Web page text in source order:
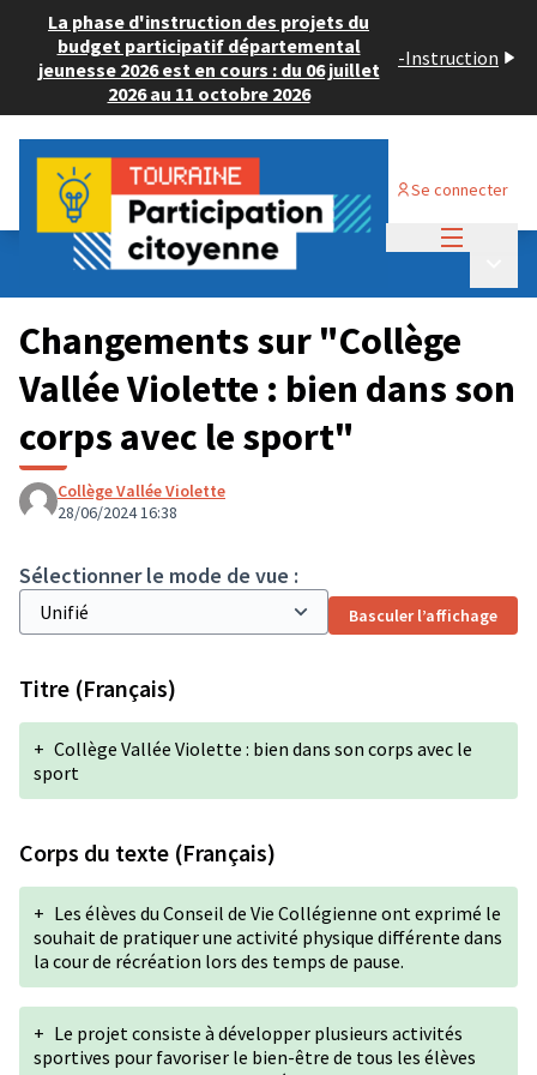
La phase d'instruction des projets du
budget participatif départemental
jeunesse 2026 est en cours : du 06 juillet
2026 au 11 octobre 2026
-Instruction
Se connecter
Budget Participatif JEUNESSE 2024
💡 Consulter les projets déposés
Changements sur "Collège
Vallée Violette : bien dans son
corps avec le sport"
Collège Vallée Violette
28/06/2024 16:38
Sélectionner le mode de vue :
Basculer l’affichage
Titre (Français)
+ Collège Vallée Violette : bien dans son corps avec le
sport
Corps du texte (Français)
+ Les élèves du Conseil de Vie Collégienne ont exprimé le
souhait de pratiquer une activité physique différente dans
la cour de récréation lors des temps de pause.
+ Le projet consiste à développer plusieurs activités
sportives pour favoriser le bien-être de tous les élèves